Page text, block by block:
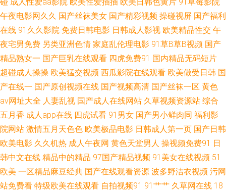
月 影音先锋av资源在线 91青娱乐在线观看 毛片亚洲天堂久久 亚洲制丝袜伦
国产91AV在线播放 日本黄色片子 91后入美女蜜桃 婷婷综合网狼人 成人
cc91www 91网站在线免费观看 国产内射在线一区 韩日我av 婷婷色五月份
91操鸡 www国产成人精品 国产日韩 福利导航 天堂色豆花113 亚洲天堂精品
久久 成人午夜在线 麻豆五月久久 国际精品视频 91青青草视频 大香蕉色AV
老司机福利电影院 三级视频网址 91视频观看网站 国产福利精品久久让 91视
频登陆 91红杏网站 成人巨网站 内射人妻14p 四虎国产精品色色av 毛片水多
多 少妇做爱 淫网综合 91熟妇视频 国产日韩综合福利 欧美区变态区另类区
午夜电影网久久 国产丝袜美女 国产精彩视频 操碰视屏 国产福利
在线 91久久影院 免费日韩电影 日韩成人影视 欧美精品性交 午
夜宅男免费 另类亚洲色情 家庭乱伦理电影 91草B草B视频 国产
精品熟女一 国产巨乳在线观看 四虎免费91 国内精品无码短片
超碰成人操操 欧美猛交视频 西瓜影院在线观看 欧美做受日韩 国
产在线一 国产原创视频在线 国产视频高清 国产丝袜一区 黄色
av网址大全 人妻乱视 国产成人在线网站 久草视频资源站 综合
五月香 成人app在线 四虎试看 91男女 国产男小鲜肉同 福利影
院网站 激情五月天色色 欧美极品电影 日韩成人第一页 国产日韩
欧美电影 久久机热 成人午夜网 黄色天堂男人 操视频免费91 日
韩中文在线 精品中的精品 97国产精品视频 91美女在线视频 51
欧美 一区精品麻豆经典 国产在线观看资源 波多野洁衣视频 污网
站免费看 特级欧美在线观看 自拍视频91 91艹艹 久草网在线 18